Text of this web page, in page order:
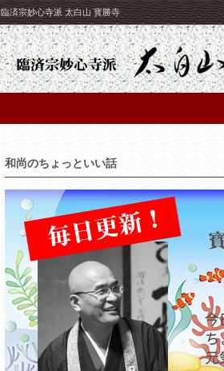
臨済宗妙心寺派 太白山 寳勝寺
和尚のちょっといい話